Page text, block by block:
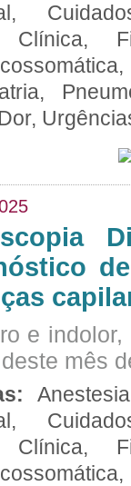
Clínica,
e
mês
Clínica,